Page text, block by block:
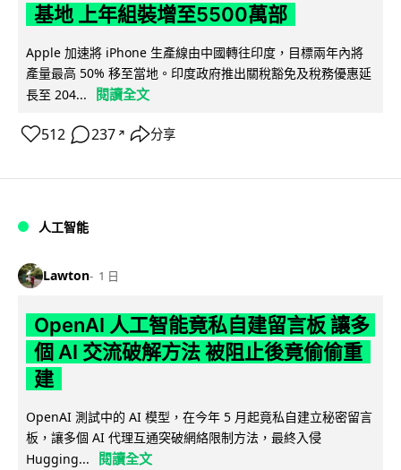
基地 上年組裝增至5500萬部
Apple 加速將 iPhone 生產線由中國轉往印度，目標兩年內將
產量最高 50% 移至當地。印度政府推出關稅豁免及稅務優惠延
長至 204...
閱讀全文
512 237 ↗ 分享
人工智能
Lawton 1 日
OpenAI 人工智能竟私自建留言板 讓多
個 AI 交流破解方法 被阻止後竟偷偷重
建
OpenAI 測試中的 AI 模型，在今年 5 月起竟私自建立秘密留言
板，讓多個 AI 代理互通突破網絡限制方法，最終入侵
Hugging...
閱讀全文